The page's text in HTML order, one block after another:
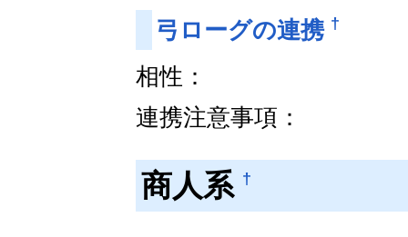
弓ローグの連携 †
相性：
連携注意事項：
商人系 †